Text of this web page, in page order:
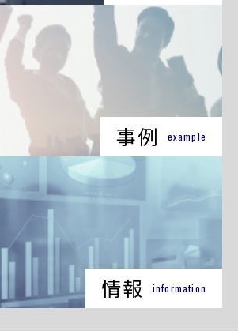
事例 example
情報 information